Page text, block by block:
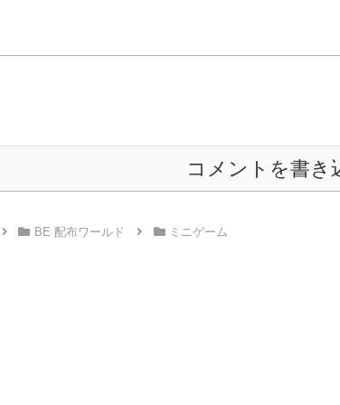
コメントを書き
BE 配布ワールド ミニゲーム